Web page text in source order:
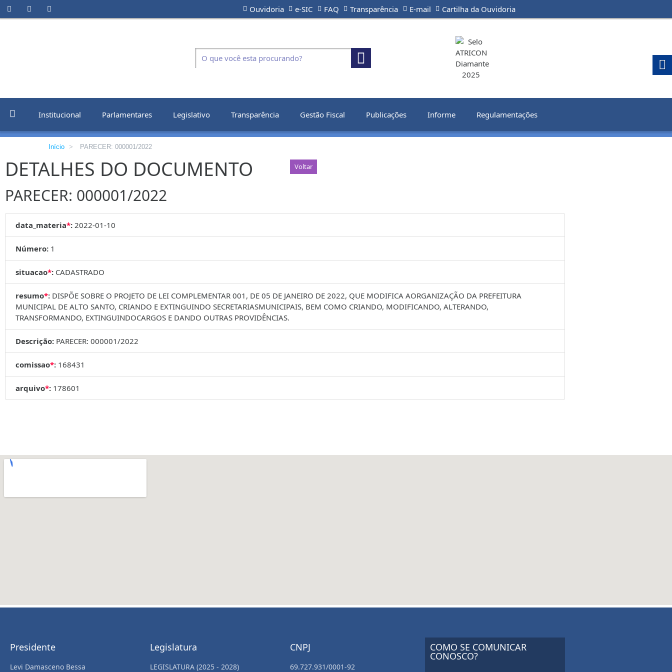
Ouvidoria e-SIC FAQ Transparência E-mail Cartilha da Ouvidoria
Institucional Parlamentares Legislativo Transparência Gestão Fiscal Publicações Informe Regulamentações
Início > PARECER: 000001/2022
DETALHES DO DOCUMENTO Voltar
PARECER: 000001/2022
data_materia*: 2022-01-10
Número: 1
situacao*: CADASTRADO
resumo*: DISPÕE SOBRE O PROJETO DE LEI COMPLEMENTAR 001, DE 05 DE JANEIRO DE 2022, QUE MODIFICA AORGANIZAÇÃO DA PREFEITURA
MUNICIPAL DE ALTO SANTO, CRIANDO E EXTINGUINDO SECRETARIASMUNICIPAIS, BEM COMO CRIANDO, MODIFICANDO, ALTERANDO,
TRANSFORMANDO, EXTINGUINDOCARGOS E DANDO OUTRAS PROVIDÊNCIAS.
Descrição: PARECER: 000001/2022
comissao*: 168431
arquivo*: 178601
Presidente
Levi Damasceno Bessa
Legislatura
LEGISLATURA (2025 - 2028)
CNPJ
69.727.931/0001-92
COMO SE COMUNICAR
CONOSCO?